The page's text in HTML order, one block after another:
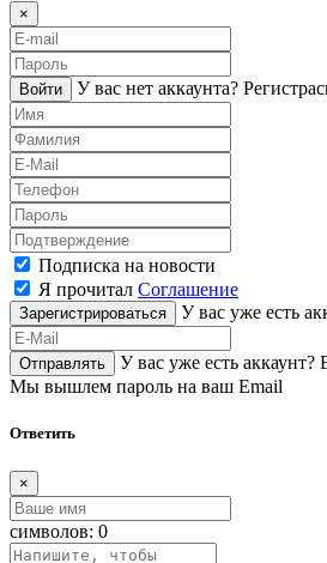
×
Войти У вас нет аккаунта?
Подписка на новости
Я прочитал Соглашение
Зарегистрироваться У вас уже есть
Отправлять У вас уже есть аккаунт?
Мы вышлем пароль на ваш Email
Ответить
×
символов: 0